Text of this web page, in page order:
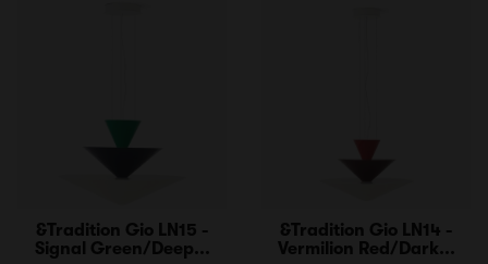
&Tradition Gio LN15 -
Signal Green/Deep...
&Tradition Gio LN14 -
Vermilion Red/Dark...